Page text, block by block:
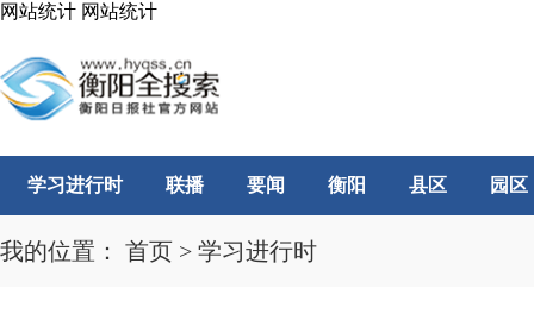
网站统计 网站统计
学习进行时 联播 要闻 衡阳 县区 园区
我的位置： 首页 > 学习进行时